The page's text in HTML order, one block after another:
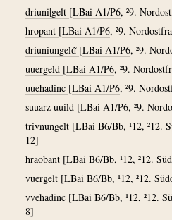
driuni|gelt [LBai A1/P6, ²9.
hropant [LBai A1/P6, ²9.
driuniungelᵭ [LBai A1/P6, ²9.
uuergeld [LBai A1/P6, ²9.
uuehadinc [LBai A1/P6, ²9.
suuarz uuild [LBai A1/P6, ²9.
trivnungelt [LBai B6/Bb, ¹12, ²12.
12]
hraobant [LBai B6/Bb, ¹12, ²12.
vuergelt [LBai B6/Bb, ¹12, ²12.
vvehadinc [LBai B6/Bb, ¹12, ²12.
8]